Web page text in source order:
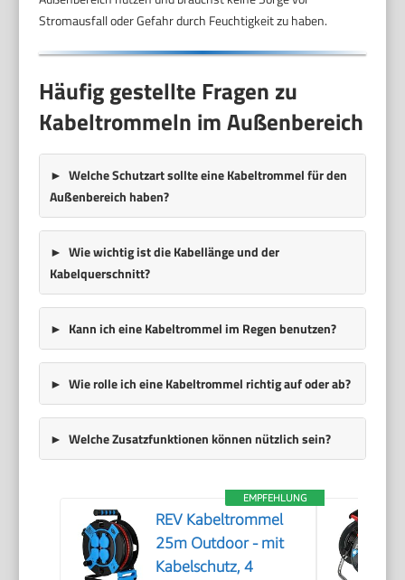
Stromausfall oder Gefahr durch Feuchtigkeit zu haben.
Häufig gestellte Fragen zu
Kabeltrommeln im Außenbereich
Welche Schutzart sollte eine Kabeltrommel für den
Außenbereich haben?
Wie wichtig ist die Kabellänge und der
Kabelquerschnitt?
Kann ich eine Kabeltrommel im Regen benutzen?
Wie rolle ich eine Kabeltrommel richtig auf oder ab?
Welche Zusatzfunktionen können nützlich sein?
EMPFEHLUNG
REV Kabeltrommel
25m Outdoor - mit
Kabelschutz, 4